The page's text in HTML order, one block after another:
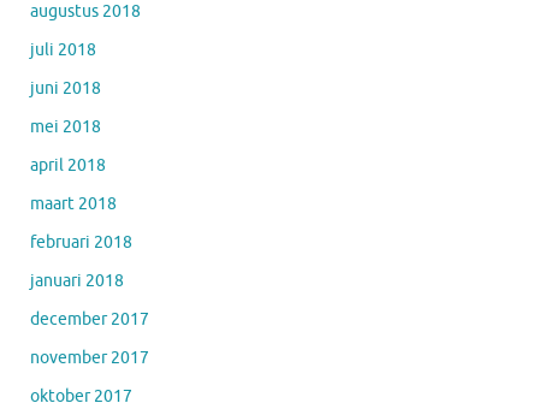
augustus 2018
juli 2018
juni 2018
mei 2018
april 2018
maart 2018
februari 2018
januari 2018
december 2017
november 2017
oktober 2017